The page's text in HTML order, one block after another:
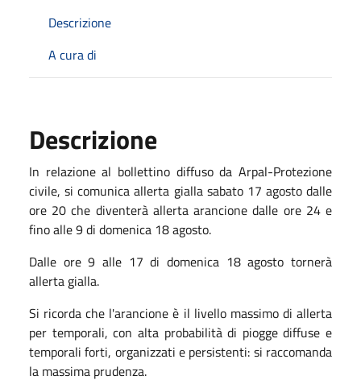
Descrizione
A cura di
Descrizione
In relazione al bollettino diffuso da Arpal-Protezione
civile, si comunica allerta gialla sabato 17 agosto dalle
ore 20 che diventerà allerta arancione dalle ore 24 e
fino alle 9 di domenica 18 agosto.
Dalle ore 9 alle 17 di domenica 18 agosto tornerà
allerta gialla.
Si ricorda che l'arancione è il livello massimo di allerta
per temporali, con alta probabilità di piogge diffuse e
temporali forti, organizzati e persistenti: si raccomanda
la massima prudenza.